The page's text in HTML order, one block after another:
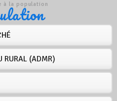
à la population
RURAL (ADMR)